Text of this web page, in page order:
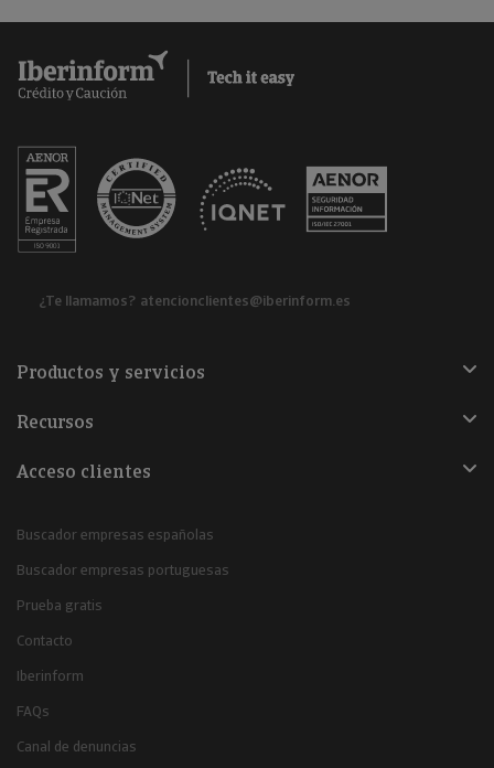
¿Te llamamos? atencionclientes@iberinform.es
Productos y servicios
Recursos
Acceso clientes
Buscador empresas españolas
Buscador empresas portuguesas
Prueba gratis
Contacto
Iberinform
FAQs
Canal de denuncias